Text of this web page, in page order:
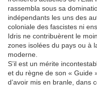
rassembla sous sa
indépendants les uns des
coloniale des fascistes ni
Idris ne contribuèrent le
zones isolées du pays ou à
moderne.
S’il est un mérite
et du règne de son « Guide
d’avoir mis en branle, dans